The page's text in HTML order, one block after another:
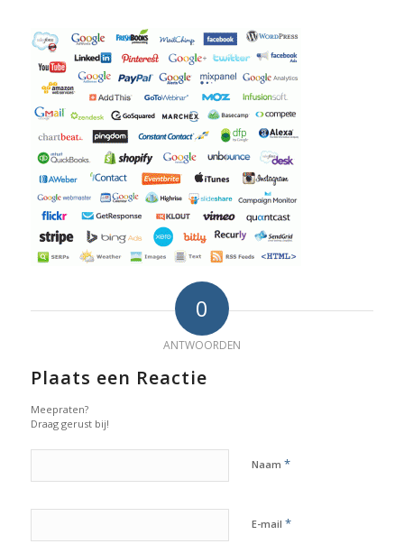
0
ANTWOORDEN
Plaats een Reactie
Meepraten?
Draag gerust bij!
Naam *
E-mail *